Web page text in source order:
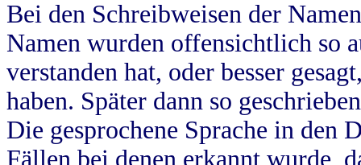
Bei den Schreibweisen der
Namen wurden offensichtlich so
verstanden hat, oder besser
haben. Später dann so
Die gesprochene Sprache in
Fällen bei denen erkannt wurde,